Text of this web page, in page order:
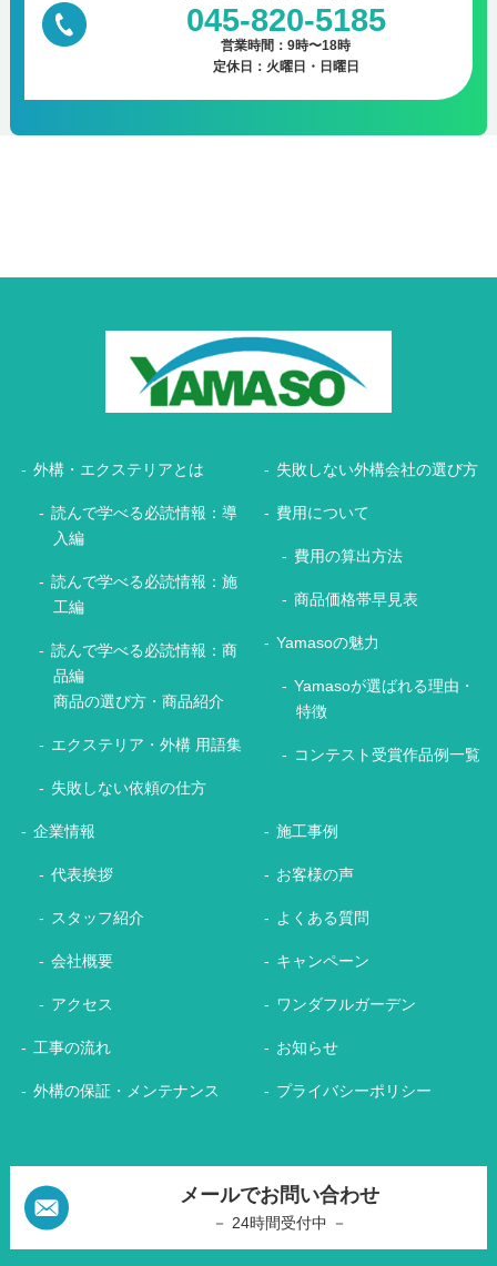
045-820-5185
営業時間：9時〜18時
定休日：火曜日・日曜日
外構・エクステリアとは
読んで学べる必読情報：導
入編
読んで学べる必読情報：施
工編
読んで学べる必読情報：商
品編
商品の選び方・商品紹介
エクステリア・外構 用語集
失敗しない依頼の仕方
失敗しない外構会社の選び方
費用について
費用の算出方法
商品価格帯早見表
Yamasoの魅力
Yamasoが選ばれる理由・
特徴
コンテスト受賞作品例一覧
企業情報
代表挨拶
スタッフ紹介
会社概要
アクセス
工事の流れ
外構の保証・メンテナンス
施工事例
お客様の声
よくある質問
キャンペーン
ワンダフルガーデン
お知らせ
プライバシーポリシー
メールでお問い合わせ
－ 24時間受付中 －